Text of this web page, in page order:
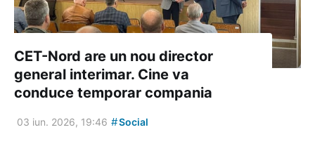
CET-Nord are un nou director
general interimar. Cine va
conduce temporar compania
03 iun. 2026, 19:46 #Social